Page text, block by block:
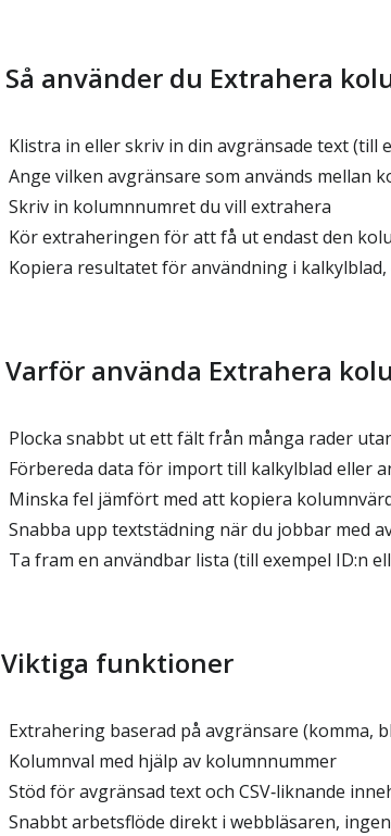
Så använder du Extrahera
Klistra in eller skriv in din avgränsade text (till
Ange vilken avgränsare som används mellan
Skriv in kolumnnumret du vill extrahera
Kör extraheringen för att få ut endast den
Kopiera resultatet för användning i
Varför använda Extrahera
Plocka snabbt ut ett fält från många rader
Förbereda data för import till kalkylblad eller
Minska fel jämfört med att kopiera
Snabba upp textstädning när du jobbar med
Ta fram en användbar lista (till exempel ID:n
Viktiga funktioner
Extrahering baserad på avgränsare (komma,
Kolumnval med hjälp av kolumnnummer
Stöd för avgränsad text och CSV‑liknande
Snabbt arbetsflöde direkt i webbläsaren,